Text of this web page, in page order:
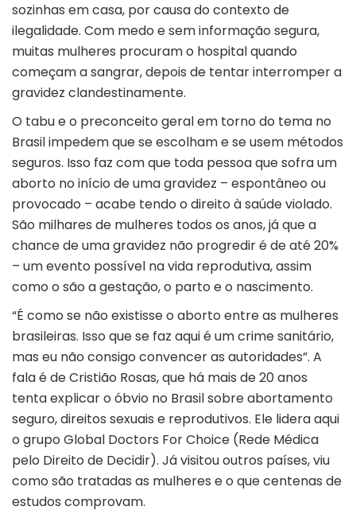
sozinhas em casa, por causa do contexto de
ilegalidade. Com medo e sem informação segura,
muitas mulheres procuram o hospital quando
começam a sangrar, depois de tentar interromper a
gravidez clandestinamente.
O tabu e o preconceito geral em torno do tema no
Brasil impedem que se escolham e se usem métodos
seguros. Isso faz com que toda pessoa que sofra um
aborto no início de uma gravidez – espontâneo ou
provocado – acabe tendo o direito à saúde violado.
São milhares de mulheres todos os anos, já que a
chance de uma gravidez não progredir é de até 20%
– um evento possível na vida reprodutiva, assim
como o são a gestação, o parto e o nascimento.
“É como se não existisse o aborto entre as mulheres
brasileiras. Isso que se faz aqui é um crime sanitário,
mas eu não consigo convencer as autoridades”. A
fala é de Cristião Rosas, que há mais de 20 anos
tenta explicar o óbvio no Brasil sobre abortamento
seguro, direitos sexuais e reprodutivos. Ele lidera aqui
o grupo Global Doctors For Choice (Rede Médica
pelo Direito de Decidir). Já visitou outros países, viu
como são tratadas as mulheres e o que centenas de
estudos comprovam.